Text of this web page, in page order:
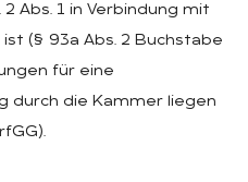
Abs. 1 in Verbindung mit
(§ 93a Abs. 2 Buchstabe
für eine
durch die Kammer liegen